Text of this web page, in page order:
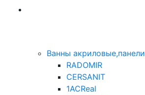
Ванны акриловые,панели
RADOMIR
CERSANIT
1ACReal